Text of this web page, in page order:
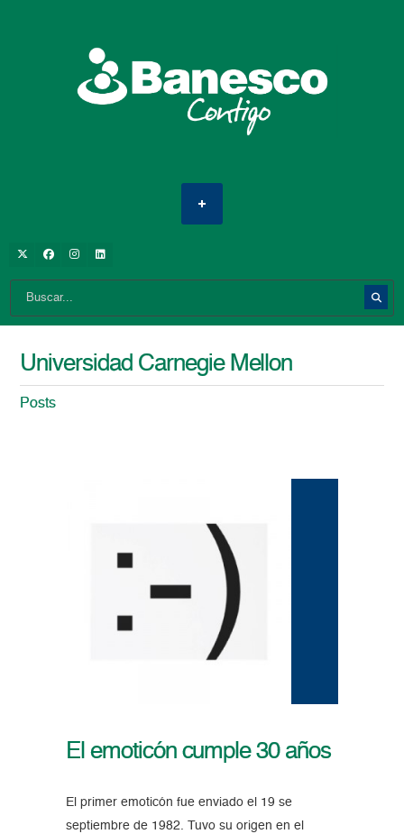
Universidad Carnegie Mellon
Posts
El emoticón cumple 30 años
El primer emoticón fue enviado el 19 se
septiembre de 1982. Tuvo su origen en el